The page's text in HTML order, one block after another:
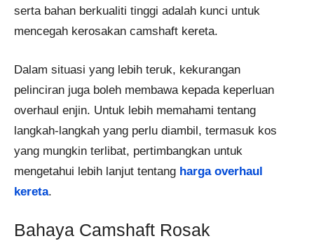
serta bahan berkualiti tinggi adalah kunci untuk
mencegah kerosakan camshaft kereta.
Dalam situasi yang lebih teruk, kekurangan
pelinciran juga boleh membawa kepada keperluan
overhaul enjin. Untuk lebih memahami tentang
langkah-langkah yang perlu diambil, termasuk kos
yang mungkin terlibat, pertimbangkan untuk
mengetahui lebih lanjut tentang harga overhaul
kereta.
Bahaya Camshaft Rosak